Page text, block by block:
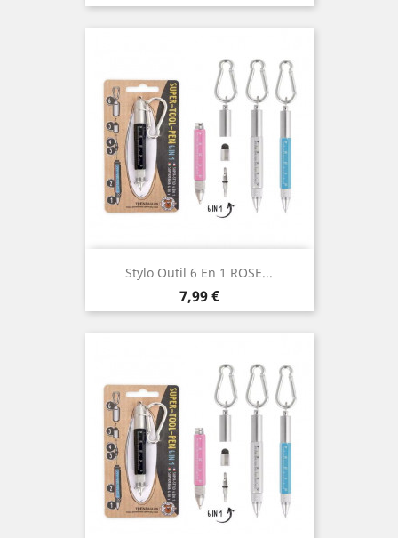
Stylo Outil 6 En 1 ROSE...
Prix
7,99 €